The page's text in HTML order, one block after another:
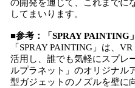
の開発を通じて、これまでに
してまいります。
■参考：「SPRAY PAINTING
「SPRAY PAINTING」は、
活用し、誰でも気軽にスプレ
ルプラネット」のオリジナル
型ガジェットのノズルを壁に